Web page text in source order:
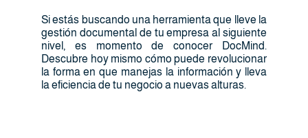
Si estás buscando una herramienta que lleve la
gestión documental de tu empresa al siguiente
nivel, es momento de conocer DocMind.
Descubre hoy mismo cómo puede revolucionar
la forma en que manejas la información y lleva
la eficiencia de tu negocio a nuevas alturas.